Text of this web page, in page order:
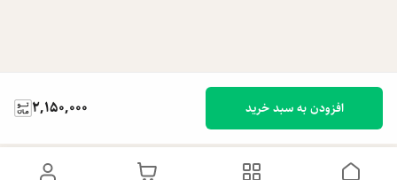
2,150,000 افزودن به سبد خرید